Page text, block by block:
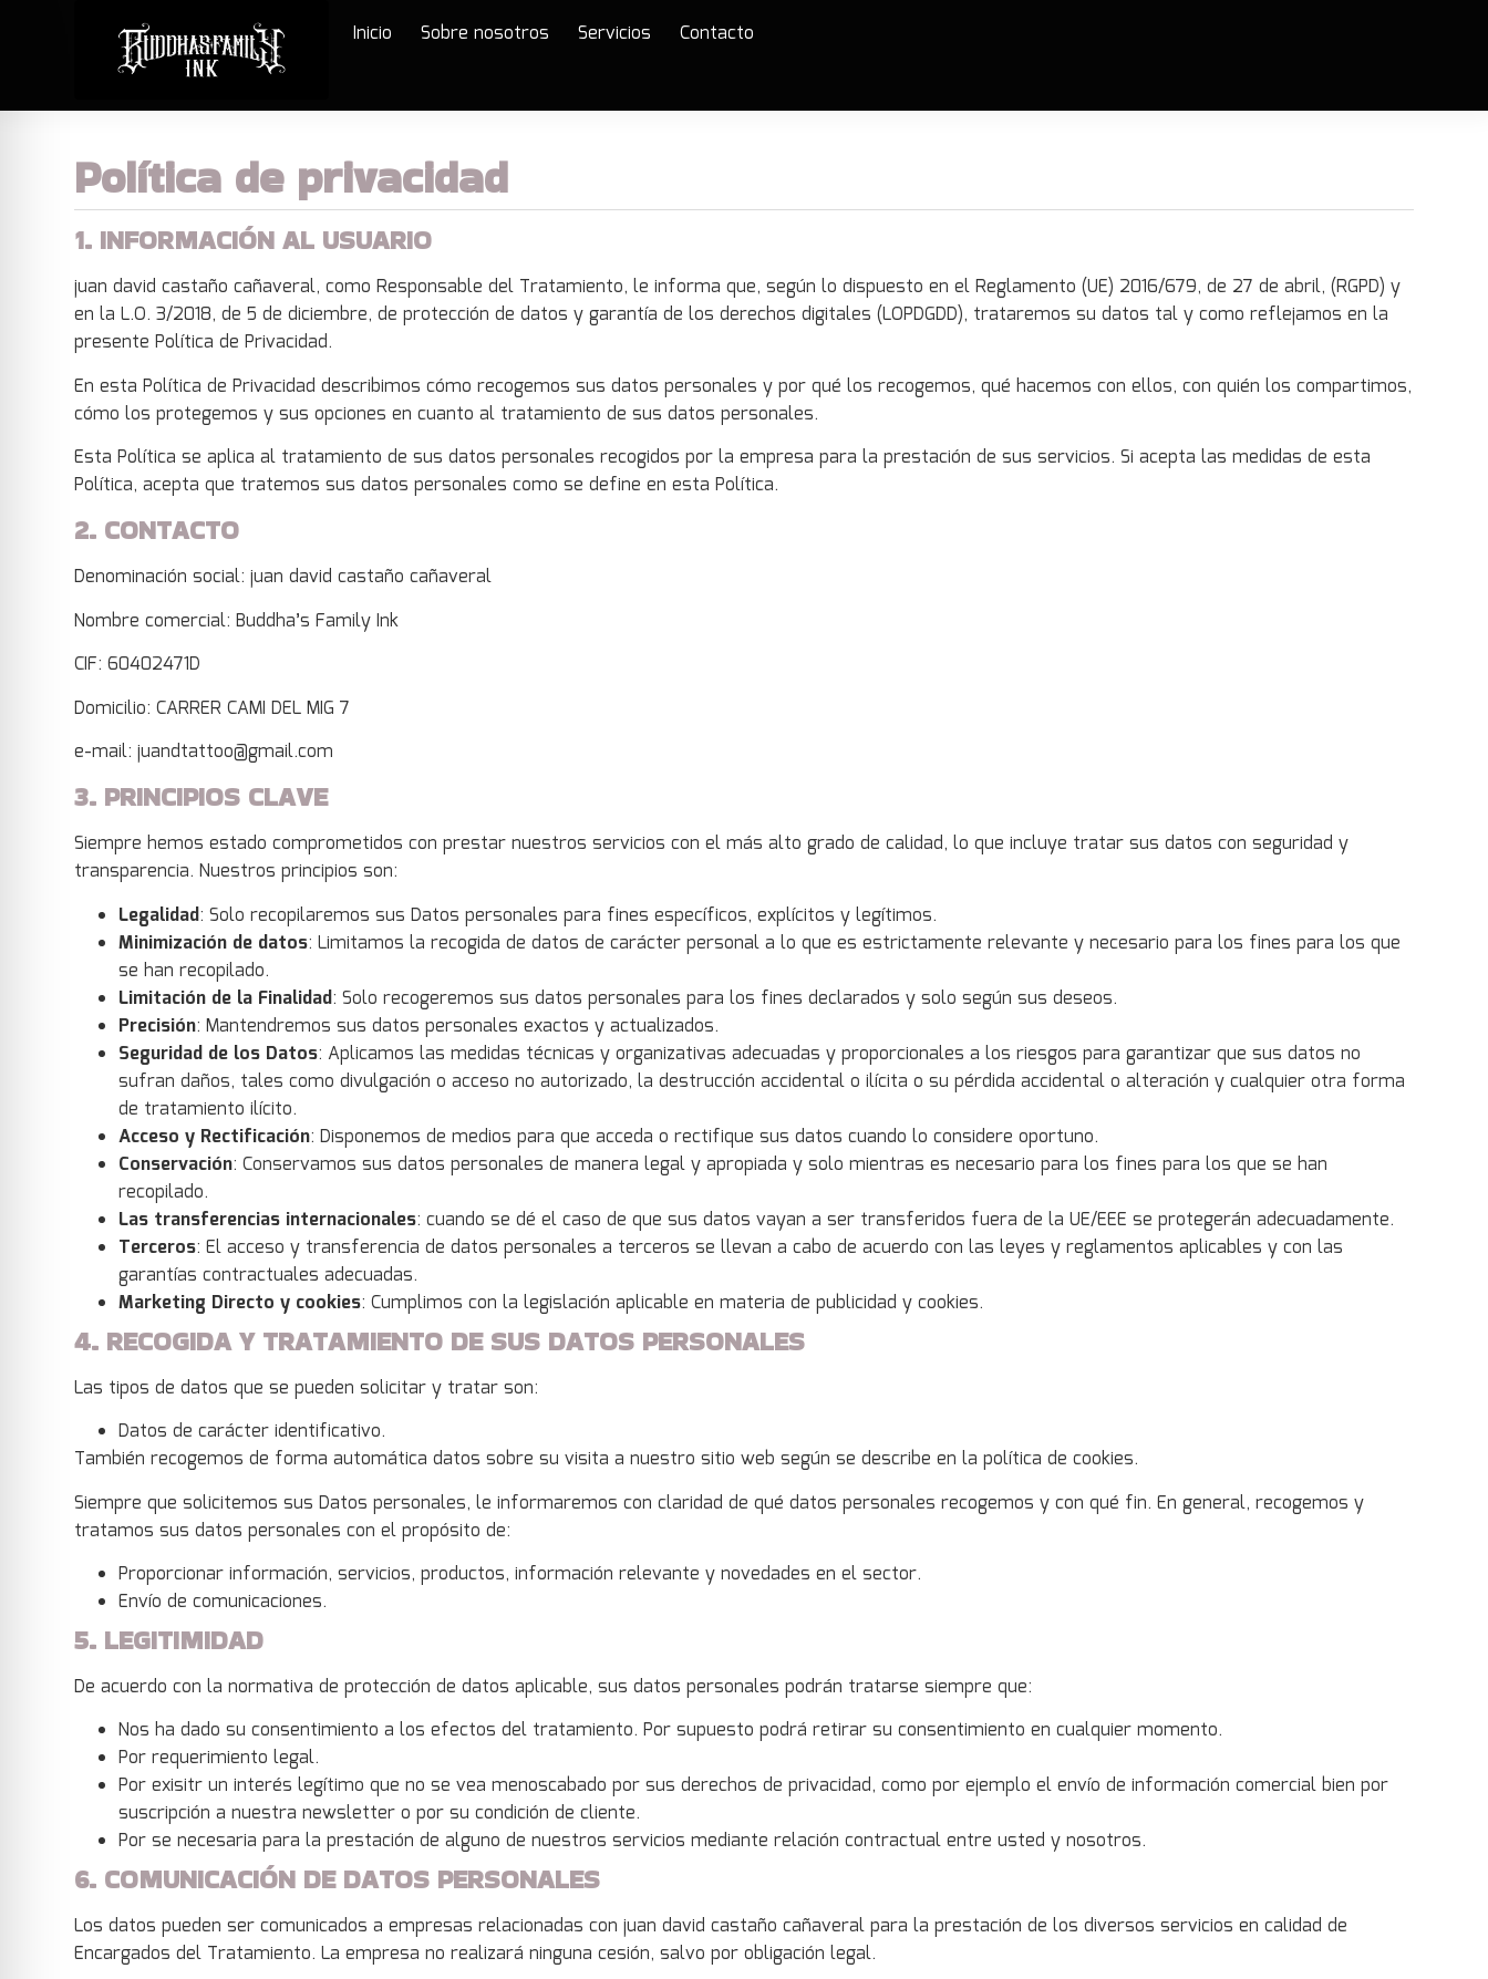
Inicio Sobre nosotros Servicios Contacto
Política de privacidad
1. INFORMACIÓN AL USUARIO
juan david castaño cañaveral, como Responsable del Tratamiento, le informa que, según lo dispuesto en el Reglamento (UE) 2016/679, de 27 de abril, (RGPD) y
en la L.O. 3/2018, de 5 de diciembre, de protección de datos y garantía de los derechos digitales (LOPDGDD), trataremos su datos tal y como reflejamos en la
presente Política de Privacidad.
En esta Política de Privacidad describimos cómo recogemos sus datos personales y por qué los recogemos, qué hacemos con ellos, con quién los compartimos,
cómo los protegemos y sus opciones en cuanto al tratamiento de sus datos personales.
Esta Política se aplica al tratamiento de sus datos personales recogidos por la empresa para la prestación de sus servicios. Si acepta las medidas de esta
Política, acepta que tratemos sus datos personales como se define en esta Política.
2. CONTACTO
Denominación social: juan david castaño cañaveral
Nombre comercial: Buddha’s Family Ink
CIF: 60402471D
Domicilio: CARRER CAMI DEL MIG 7
e-mail: juandtattoo@gmail.com
3. PRINCIPIOS CLAVE
Siempre hemos estado comprometidos con prestar nuestros servicios con el más alto grado de calidad, lo que incluye tratar sus datos con seguridad y
transparencia. Nuestros principios son:
Legalidad: Solo recopilaremos sus Datos personales para fines específicos, explícitos y legítimos.
Minimización de datos: Limitamos la recogida de datos de carácter personal a lo que es estrictamente relevante y necesario para los fines para los que
se han recopilado.
Limitación de la Finalidad: Solo recogeremos sus datos personales para los fines declarados y solo según sus deseos.
Precisión: Mantendremos sus datos personales exactos y actualizados.
Seguridad de los Datos: Aplicamos las medidas técnicas y organizativas adecuadas y proporcionales a los riesgos para garantizar que sus datos no
sufran daños, tales como divulgación o acceso no autorizado, la destrucción accidental o ilícita o su pérdida accidental o alteración y cualquier otra forma
de tratamiento ilícito.
Acceso y Rectificación: Disponemos de medios para que acceda o rectifique sus datos cuando lo considere oportuno.
Conservación: Conservamos sus datos personales de manera legal y apropiada y solo mientras es necesario para los fines para los que se han
recopilado.
Las transferencias internacionales: cuando se dé el caso de que sus datos vayan a ser transferidos fuera de la UE/EEE se protegerán adecuadamente.
Terceros: El acceso y transferencia de datos personales a terceros se llevan a cabo de acuerdo con las leyes y reglamentos aplicables y con las
garantías contractuales adecuadas.
Marketing Directo y cookies: Cumplimos con la legislación aplicable en materia de publicidad y cookies.
4. RECOGIDA Y TRATAMIENTO DE SUS DATOS PERSONALES
Las tipos de datos que se pueden solicitar y tratar son:
Datos de carácter identificativo.
También recogemos de forma automática datos sobre su visita a nuestro sitio web según se describe en la política de cookies.
Siempre que solicitemos sus Datos personales, le informaremos con claridad de qué datos personales recogemos y con qué fin. En general, recogemos y
tratamos sus datos personales con el propósito de:
Proporcionar información, servicios, productos, información relevante y novedades en el sector.
Envío de comunicaciones.
5. LEGITIMIDAD
De acuerdo con la normativa de protección de datos aplicable, sus datos personales podrán tratarse siempre que:
Nos ha dado su consentimiento a los efectos del tratamiento. Por supuesto podrá retirar su consentimiento en cualquier momento.
Por requerimiento legal.
Por exisitr un interés legítimo que no se vea menoscabado por sus derechos de privacidad, como por ejemplo el envío de información comercial bien por
suscripción a nuestra newsletter o por su condición de cliente.
Por se necesaria para la prestación de alguno de nuestros servicios mediante relación contractual entre usted y nosotros.
6. COMUNICACIÓN DE DATOS PERSONALES
Los datos pueden ser comunicados a empresas relacionadas con juan david castaño cañaveral para la prestación de los diversos servicios en calidad de
Encargados del Tratamiento. La empresa no realizará ninguna cesión, salvo por obligación legal.